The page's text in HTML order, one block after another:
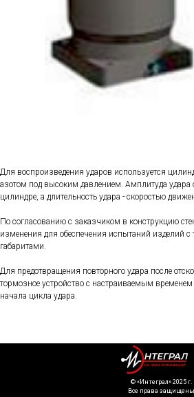
Для воспроизведения ударов используется
азотом под высоким давлением. Амплитуда удара
цилиндре, а длительность удара - скоростью
По согласованию с заказчиком в конструкцию
изменения для обеспечения испытаний изделий с
габаритами.
Для предотвращения повторного удара после
тормозное устройство с настраиваемым
начала цикла удара.
©️ «Интеграл» 2025 г.
Все права защищены